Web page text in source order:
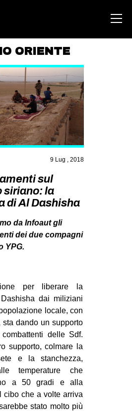
ABOUT
AREA
FREESTYLE
LAMBRETTA
MSM
TSUNAMI
ZAM
MOVIMENTI
AMBIENTE
ALL’ABITARE
GENERI
MIGRAZIONI
PRECARIATO
ORIENTE
9 Lug , 2018
sul
siriano: la
di Al Dashisha
da Infoaut gli
dei due compagni
YPG.
per liberare la
dai miliziani
locale, con
sta dando un supporto
delle Sdf.
supporto, colmare la
e la stanchezza,
temperature che
a 50 gradi e alla
cibo che a volte arriva
stato molto più